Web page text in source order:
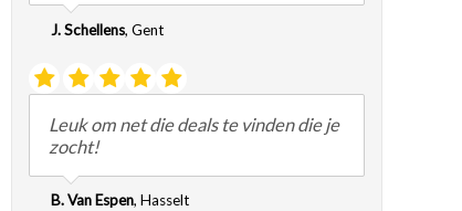
J. Schellens, Gent
Leuk om net die deals te vinden die je
zocht!
B. Van Espen, Hasselt